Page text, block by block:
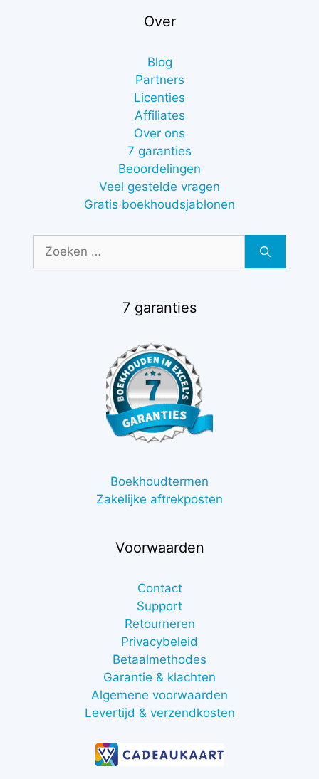
Over
Blog
Partners
Licenties
Affiliates
Over ons
7 garanties
Beoordelingen
Veel gestelde vragen
Gratis boekhoudsjablonen
Zoek
7 garanties
Boekhoudtermen
Zakelijke aftrekposten
Voorwaarden
Contact
Support
Retourneren
Privacybeleid
Betaalmethodes
Garantie & klachten
Algemene voorwaarden
Levertijd & verzendkosten